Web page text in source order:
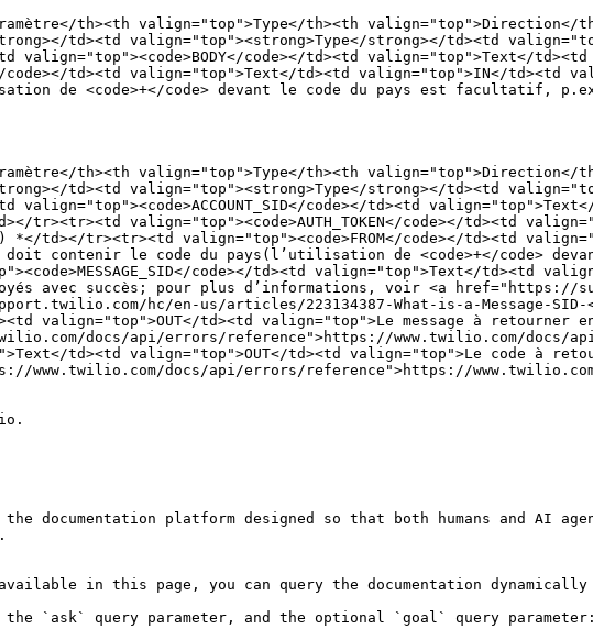
th><th valign="top">Type</th><th
td><td valign="top"><strong>Type</strong></td><td
code></td><td valign="top">Text</
td><td valign="top">Text</td><td valign="top">IN</td><td
de <code>+</code> devant le code du pays est facultatif, p.ex.
th><th valign="top">Type</th><th
td><td valign="top"><strong>Type</strong></td><td
code></td><td
valign="top"><code>AUTH_TOKEN</code></td><td
tr><tr><td valign="top"><code>FROM</code></td><td
doit contenir le code du pays(l’utilisation de <code>+</code>
code></td><td valign="top">Text</td><td
avec succès; pour plus d’informations, voir <a href="https://
hc/en-us/articles/223134387-What-is-a-Message-
td><td valign="top">OUT</td><td valign="top">Le message à
docs/api/errors/reference">https://www.twilio.com/docs/
td><td valign="top">OUT</td><td valign="top">Le code à
www.twilio.com/docs/api/errors/reference">https://
documentation platform designed so that both humans and AI
in this page, you can query the documentation dynamically
the `ask` query parameter, and the optional `goal` query parameter: